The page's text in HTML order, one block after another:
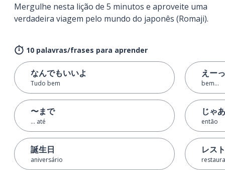
Mergulhe nesta lição de 5 minutos e aproveite uma
verdadeira viagem pelo mundo do japonês (Romaji).
10 palavras/frases para aprender
なんでもいいよ
Tudo bem
〜まで
... até
誕生日
aniversário
えー
bem...
じゃあ
então
レス